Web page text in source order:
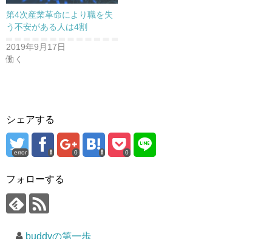
第4次産業革命により職を失
う不安がある人は4割
2019年9月17日
働く
シェアする
error 0 0
フォローする
buddyの第一歩